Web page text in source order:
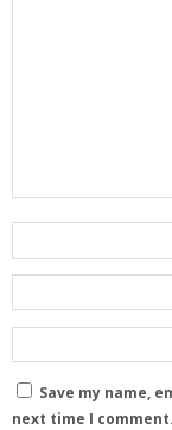
Save my name,
next time I comment.